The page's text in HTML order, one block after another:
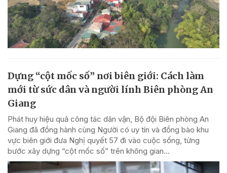
Dựng “cột mốc số” nơi biên giới: Cách làm
mới từ sức dân và người lính Biên phòng An
Giang
Phát huy hiệu quả công tác dân vận, Bộ đội Biên phòng An
Giang đã đồng hành cùng Người có uy tín và đồng bào khu
vực biên giới đưa Nghị quyết 57 đi vào cuộc sống, từng
bước xây dựng “cột mốc số” trên không gian...